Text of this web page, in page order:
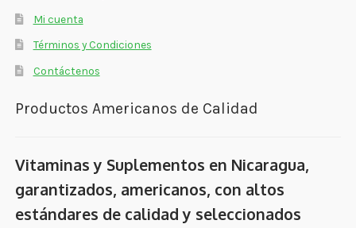
Mi cuenta
Términos y Condiciones
Contáctenos
Productos Americanos de Calidad
Vitaminas y Suplementos en Nicaragua,
garantizados, americanos, con altos
estándares de calidad y seleccionados